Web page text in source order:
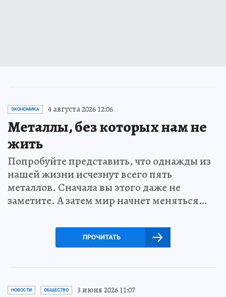
ЭКОНОМИКА 4 августа 2026 12:06
Металлы, без которых нам не
жить
Попробуйте представить, что однажды из
нашей жизни исчезнут всего пять
металлов. Сначала вы этого даже не
заметите. А затем мир начнет меняться…
ПРОЧИТАТЬ
НОВОСТИ ОБЩЕСТВО 3 июня 2026 11:07